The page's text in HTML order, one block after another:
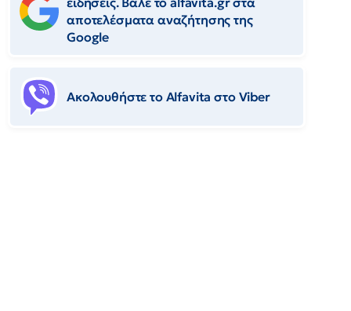
αποτελέσματα αναζήτησης της
Google
Ακολουθήστε το Αlfavita στο Viber